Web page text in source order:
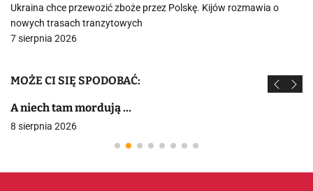
Ukraina chce przewozić zboże przez Polskę. Kijów rozmawia o
nowych trasach tranzytowych
7 sierpnia 2026
MOŻE CI SIĘ SPODOBAĆ:
A niech tam mordują …
8 sierpnia 2026